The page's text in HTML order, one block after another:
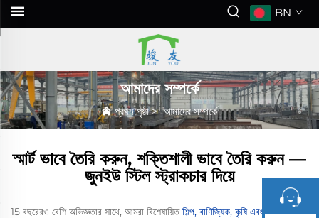
BN
আমাদের সম্পর্কে
প্রথম পৃষ্ঠা>আমাদের সম্পর্কে
স্মার্ট ভাবে তৈরি করুন, শক্তিশালী ভাবে তৈরি করুন —
জুনইউ স্টিল স্ট্রাকচার দিয়ে
15 বছরেরও বেশি অভিজ্ঞতার সাথে, আমরা বিশেষায়িতশিল্প, বাণিজ্যিক, কৃষি এবং আবাসিক